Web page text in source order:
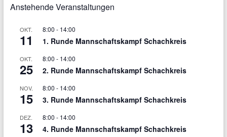
Anstehende Veranstaltungen
OKT.
11
8:00 - 14:00
1. Runde Mannschaftskampf Schachkreis
OKT.
25
8:00 - 14:00
2. Runde Mannschaftskampf Schachkreis
NOV.
15
8:00 - 14:00
3. Runde Mannschaftskampf Schachkreis
DEZ.
13
8:00 - 14:00
4. Runde Mannschaftskampf Schachkreis